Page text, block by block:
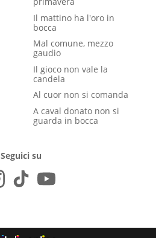
Il mattino ha l'oro in
bocca
Mal comune, mezzo
gaudio
Il gioco non vale la
candela
Al cuor non si comanda
A caval donato non si
guarda in bocca
Seguici su